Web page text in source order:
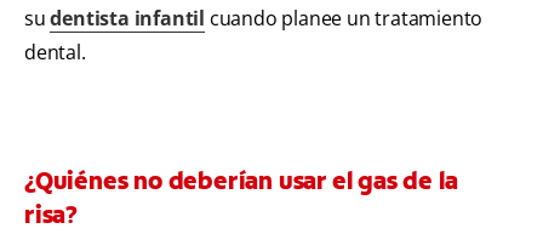
sudentista infantil cuando planee un tratamiento
dental.
¿Quiénes no deberían usar el gas de la
risa?